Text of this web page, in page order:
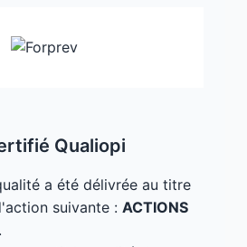
Qualiopi
a été délivrée au titre
suivante : ACTIONS
.